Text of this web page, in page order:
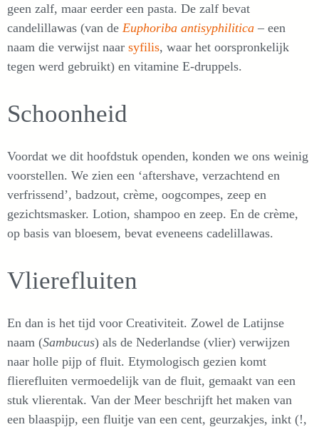
geen zalf, maar eerder een pasta. De zalf bevat
candelillawas (van de Euphoriba antisyphilitica – een
naam die verwijst naar syfilis, waar het oorspronkelijk
tegen werd gebruikt) en vitamine E-druppels.
Schoonheid
Voordat we dit hoofdstuk openden, konden we ons weinig
voorstellen. We zien een ‘aftershave, verzachtend en
verfrissend’, badzout, crème, oogcompes, zeep en
gezichtsmasker. Lotion, shampoo en zeep. En de crème,
op basis van bloesem, bevat eveneens cadelillawas.
Vlierefluiten
En dan is het tijd voor Creativiteit. Zowel de Latijnse
naam (Sambucus) als de Nederlandse (vlier) verwijzen
naar holle pijp of fluit. Etymologisch gezien komt
flierefluiten vermoedelijk van de fluit, gemaakt van een
stuk vlierentak. Van der Meer beschrijft het maken van
een blaaspijp, een fluitje van een cent, geurzakjes, inkt (!,